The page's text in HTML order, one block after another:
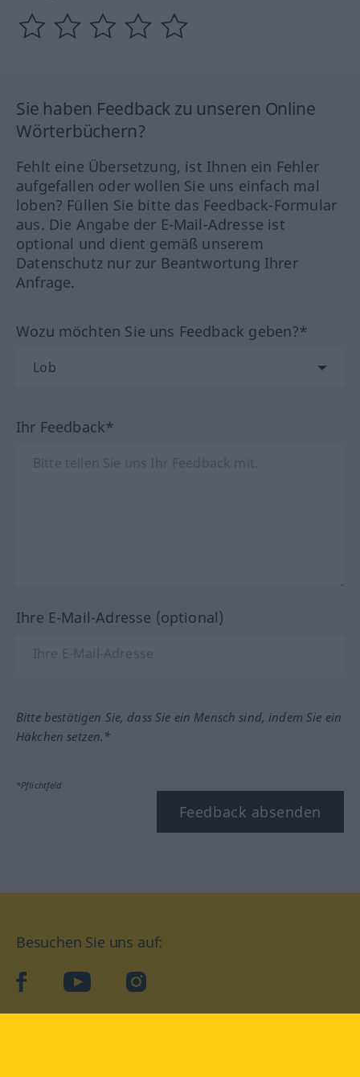
Sie haben Feedback zu unseren Online
Wörterbüchern?
Fehlt eine Übersetzung, ist Ihnen ein Fehler
aufgefallen oder wollen Sie uns einfach mal
loben? Füllen Sie bitte das Feedback-Formular
aus. Die Angabe der E-Mail-Adresse ist
optional und dient gemäß unserem
Datenschutz nur zur Beantwortung Ihrer
Anfrage.
Wozu möchten Sie uns Feedback geben?*
Ihr Feedback*
Ihre E-Mail-Adresse (optional)
Bitte bestätigen Sie, dass Sie ein Mensch sind, indem Sie ein
Häkchen setzen.*
*Pflichtfeld
Feedback absenden
Besuchen Sie uns auf:
facebookYouTube Instagram